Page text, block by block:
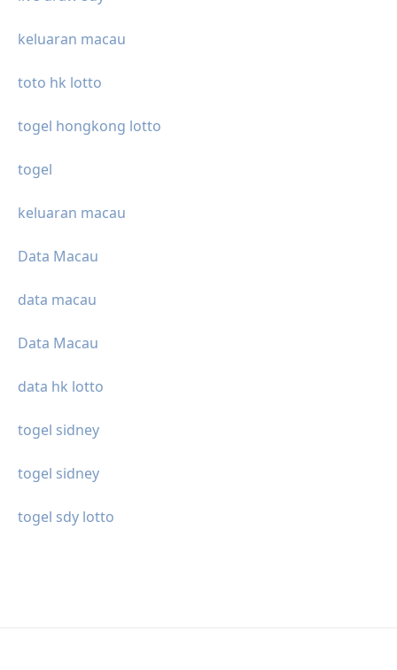
keluaran macau
toto hk lotto
togel hongkong lotto
togel
keluaran macau
Data Macau
data macau
Data Macau
data hk lotto
togel sidney
togel sidney
togel sdy lotto